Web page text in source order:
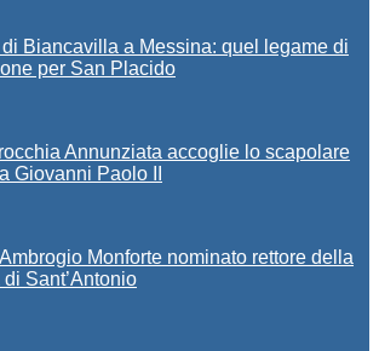
Biancavilla a Messina: quel legame di
per San Placido
Annunziata accoglie lo scapolare
Giovanni Paolo II
Monforte nominato rettore della
Sant’Antonio